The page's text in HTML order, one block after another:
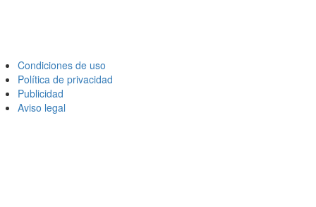
Condiciones de uso
Política de privacidad
Publicidad
Aviso legal